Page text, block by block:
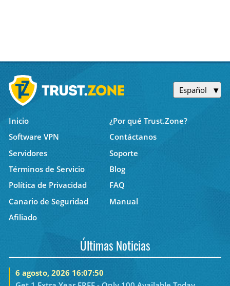
Español
Inicio
¿Por qué Trust.Zone?
Software VPN
Contáctanos
Servidores
Soporte
Términos de Servicio
Blog
Política de Privacidad
FAQ
Canario de Seguridad
Manual
Afiliado
Últimas Noticias
6 agosto, 2026 16:07:50